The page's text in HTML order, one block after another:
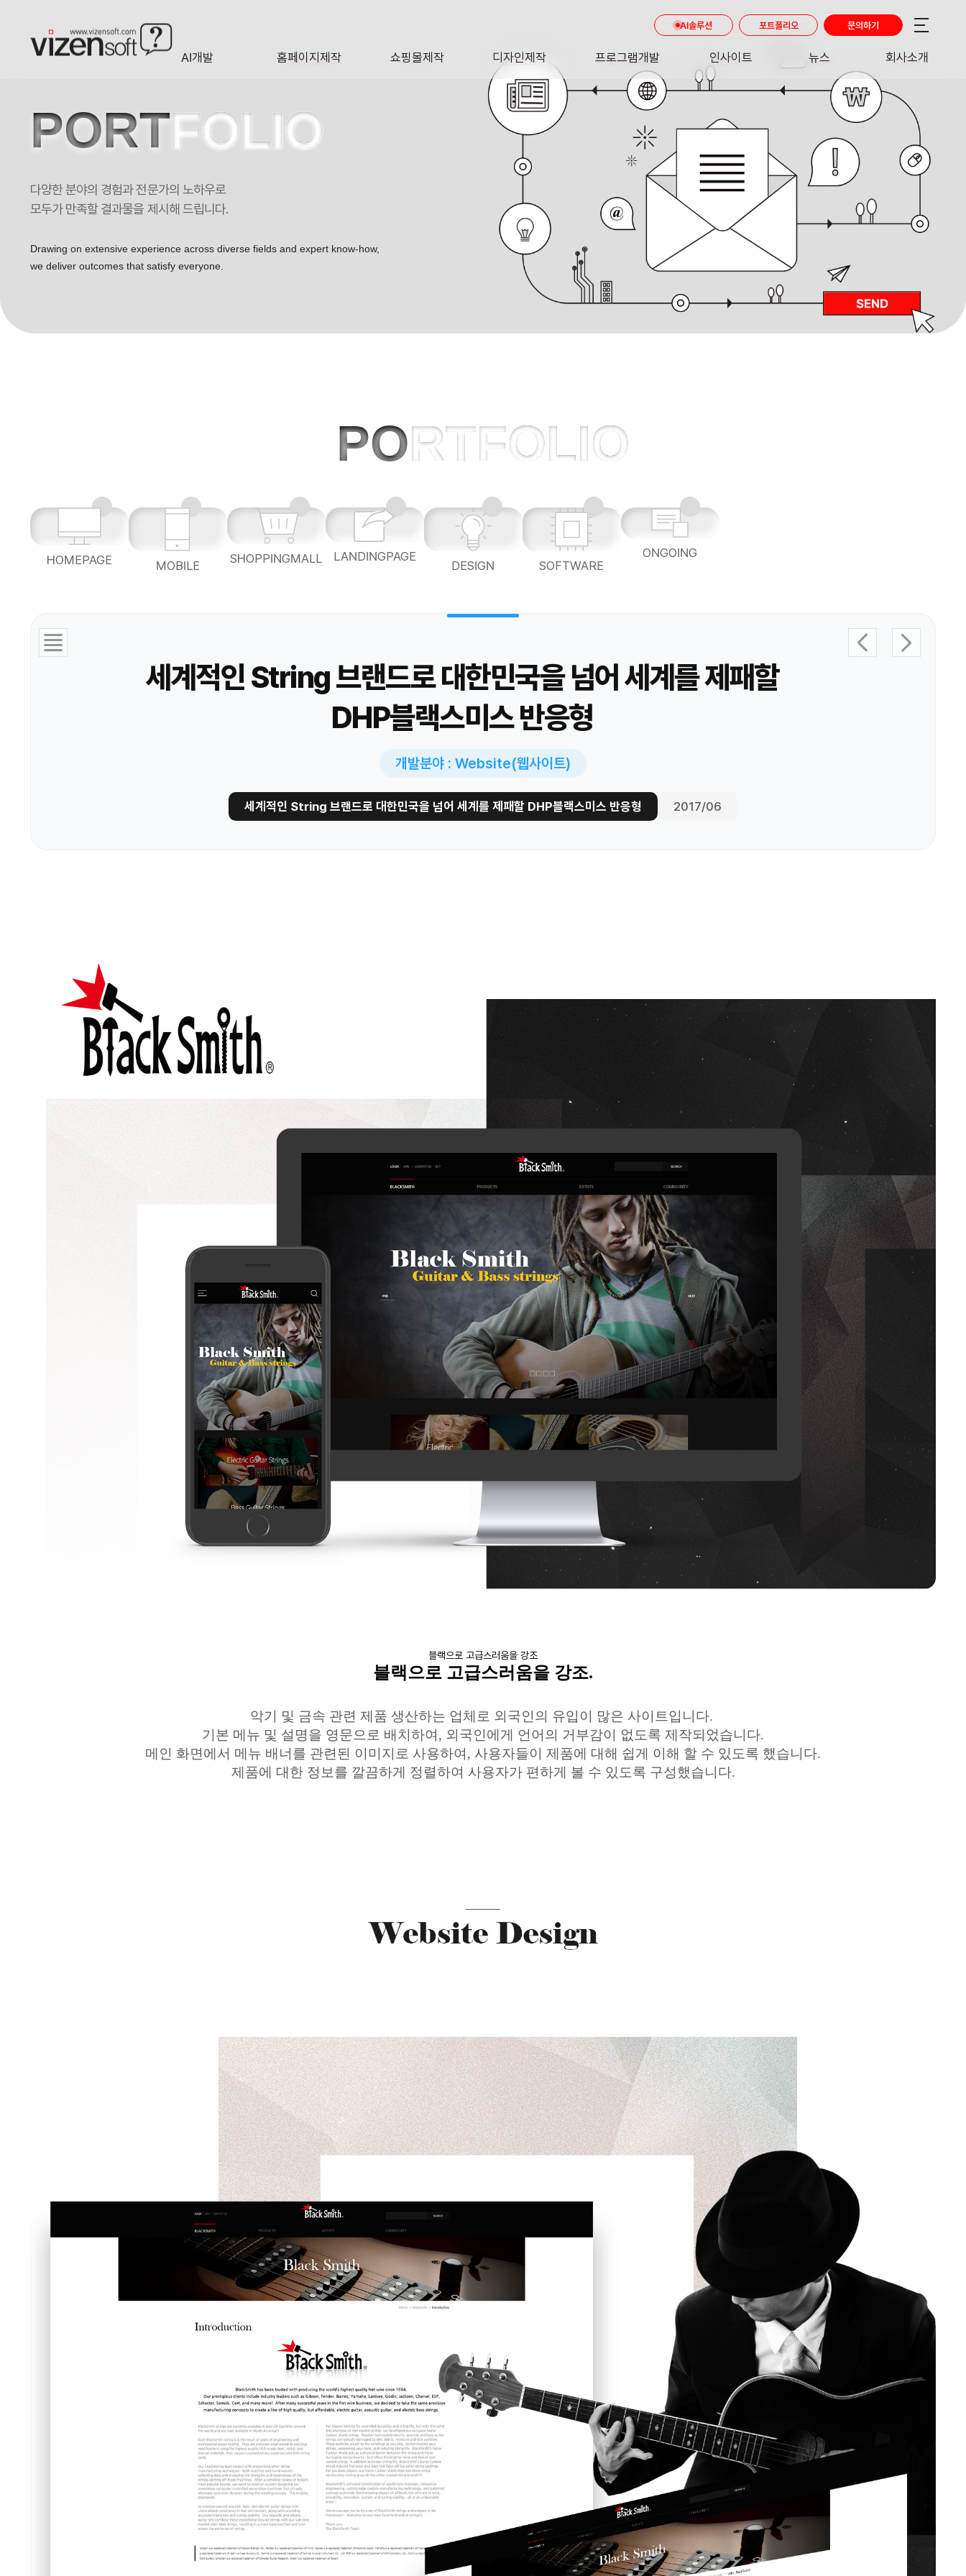
AI개발 홈페이지제작 쇼핑몰제작 디자인제작
DESIGN
프로그램개발
SOFTWARE
인사이트
INSIGHT
뉴스
NEWS
회사소개
AI솔루션 포트폴리오 문의하기
세계적인 String 브랜드로 대한민국을 넘어 세계를 제패할 DHP블랙스미스 반응형 포트폴리오
PORTFOLIO
다양한 분야의 경험과 전문가의 노하우로
모두가 만족할 결과물을 제시해 드립니다.
Drawing on extensive experience across diverse fields and expert know-how,
we deliver outcomes that satisfy everyone.
PORTFOLIO
HOMEPAGE MOBILE SHOPPINGMALL LANDINGPAGE
DESIGN SOFTWARE
ONGOING
세계적인 String 브랜드로 대한민국을 넘어 세계를 제패할
DHP블랙스미스 반응형
개발분야 : Website(웹사이트)
세계적인 String 브랜드로 대한민국을 넘어 세계를 제패할 DHP블랙스미스 반응형 2017/06
블랙으로 고급스러움을 강조
블랙으로 고급스러움을 강조.
악기 및 금속 관련 제품 생산하는 업체로 외국인의 유입이 많은 사이트입니다.
기본 메뉴 및 설명을 영문으로 배치하여, 외국인에게 언어의 거부감이 없도록 제작되었습니다.
메인 화면에서 메뉴 배너를 관련된 이미지로 사용하여, 사용자들이 제품에 대해 쉽게 이해 할 수 있도록 했습니다.
제품에 대한 정보를 깔끔하게 정렬하여 사용자가 편하게 볼 수 있도록 구성했습니다.